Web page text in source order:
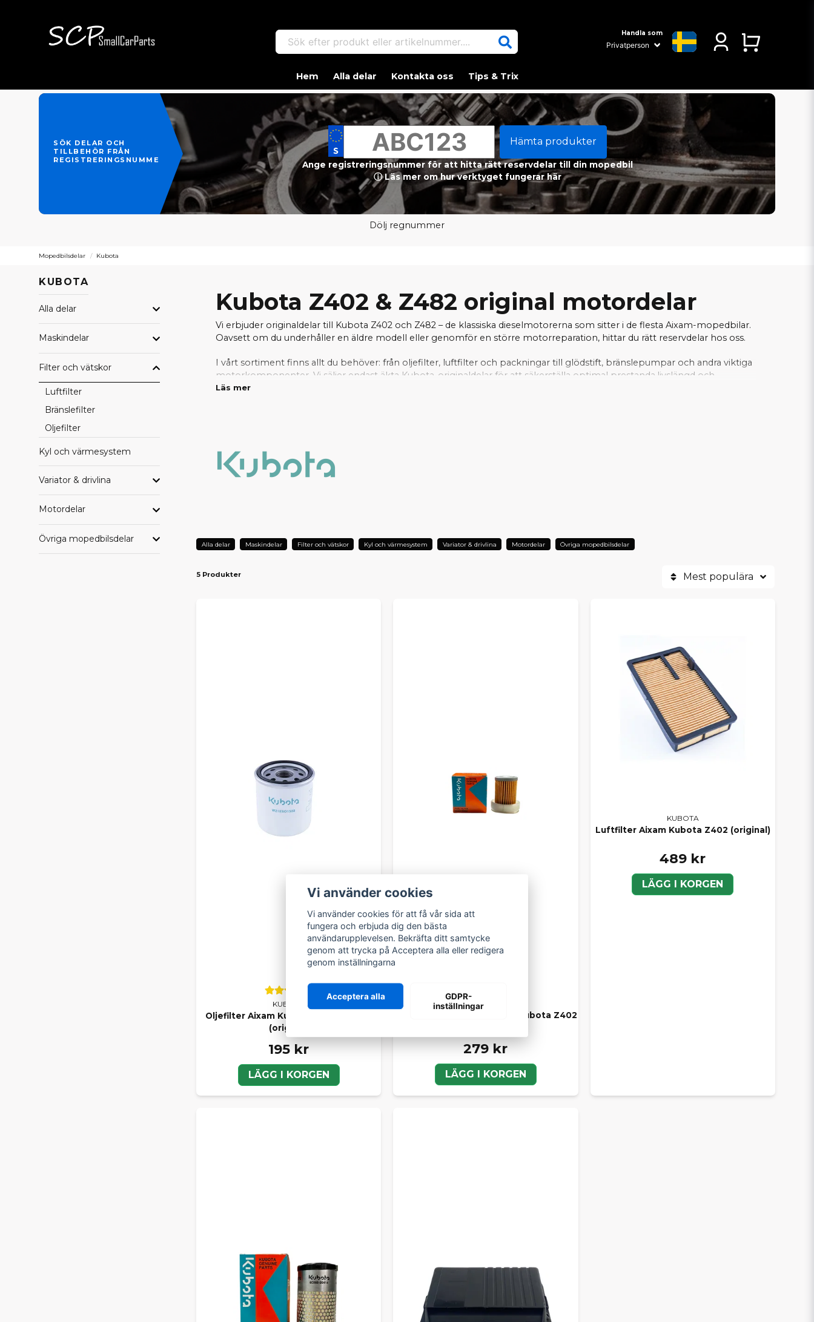
Sök efter produkt eller artikelnummer.... Handla som
Hem Alla delar Kontakta oss Tips & Trix
SÖK DELAR OCH
TILLBEHÖR FRÅN
REGISTRERINGSNUMMER
Hämta produkter
Ange registreringsnummer för att hitta rätt reservdelar till din mopedbil
ⓘ Läs mer om hur verktyget fungerar här
Dölj regnummer
Mopedbilsdelar Kubota
KUBOTA
Alla delar
Maskindelar
Filter och vätskor
Luftfilter
Bränslefilter
Oljefilter
Kyl och värmesystem
Variator & drivlina
Motordelar
Övriga mopedbilsdelar
Kubota Z402 & Z482 original motordelar
Vi erbjuder originaldelar till Kubota Z402 och Z482 – de klassiska dieselmotorerna som sitter i de flesta Aixam-mopedbilar.
Oavsett om du underhåller en äldre modell eller genomför en större motorreparation, hittar du rätt reservdelar hos oss.
I vårt sortiment finns allt du behöver: från oljefilter, luftfilter och packningar till glödstift, bränslepumpar och andra viktiga
motorkomponenter. Vi säljer endast äkta Kubota-originaldelar för att säkerställa optimal prestanda,livslängd och
passform.
Läs mer
Alla delar Maskindelar Filter och vätskor Kyl och värmesystem Variator & drivlina Motordelar Övriga mopedbilsdelar
5 Produkter Mest populära
KUBOTA
Oljefilter Aixam Kubota Z402 & Z482
(original)
195 kr
LÄGG I KORGEN
KUBOTA
Bränslefilter original Aixam Kubota Z402
279 kr
LÄGG I KORGEN
KUBOTA
Luftfilter Aixam Kubota Z402 (original)
489 kr
LÄGG I KORGEN
Vi använder cookies
Vi använder cookies för att få vår sida att
fungera och erbjuda dig den bästa
användarupplevelsen. Bekräfta ditt samtycke
genom att trycka på Acceptera alla eller redigera
genom inställningarna
Acceptera alla
GDPR-
inställningar